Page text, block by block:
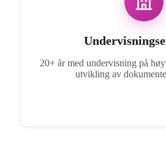
20+ år med undervisning på
utvikling av